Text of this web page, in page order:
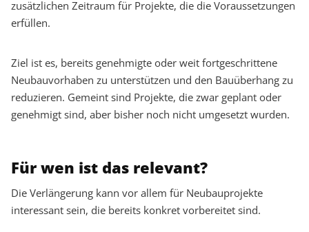
zusätzlichen Zeitraum für Projekte, die die Voraussetzungen
erfüllen.
Ziel ist es, bereits genehmigte oder weit fortgeschrittene
Neubauvorhaben zu unterstützen und den Bauüberhang zu
reduzieren. Gemeint sind Projekte, die zwar geplant oder
genehmigt sind, aber bisher noch nicht umgesetzt wurden.
Für wen ist das relevant?
Die Verlängerung kann vor allem für Neubauprojekte
interessant sein, die bereits konkret vorbereitet sind.